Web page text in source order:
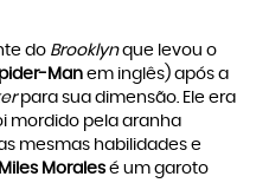
do Brooklynque levou o
Man em inglês) após a
para sua dimensão. Ele era
mordido pela aranha
mesmas habilidades e
Miles Morales é um garoto